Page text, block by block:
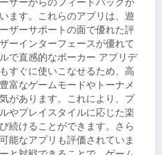
ます。これらのアプリは、遊
ザーサポートの面で優れた評
ーインターフェースが優れて
で直感的なポーカー アプリデ
すぐに使いこなせるため、高
富なゲームモードやトーナメ
があります。これにより、プ
やプレイスタイルに応じた楽
続けることができます。さら
能なアプリも評価されていま